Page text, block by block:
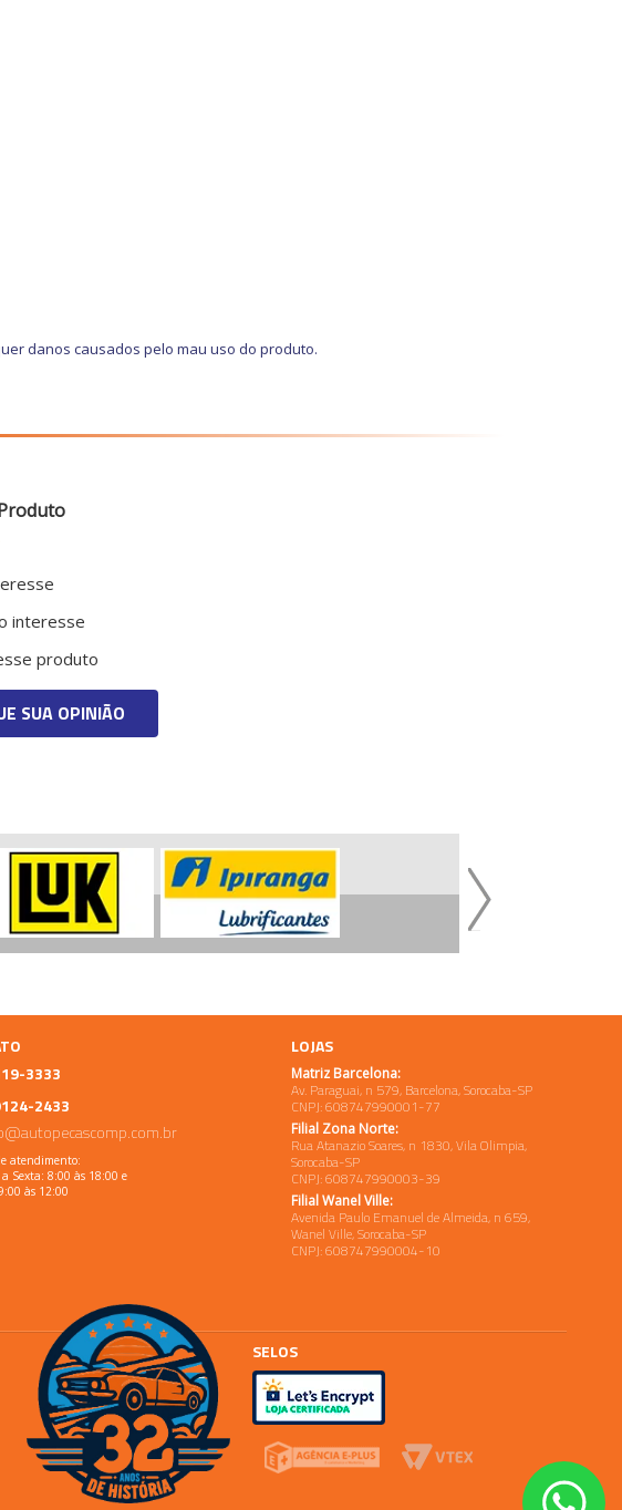
danos causados pelo mau uso do produto.
interesse
produto
SUA OPINIÃO
3333
2433
atendimento:
Sexta: 8:00 às 18:00 e
às 12:00
LOJAS
Matriz Barcelona:
Av. Paraguai, n 579, Barcelona, Sorocaba-SP
CNPJ: 608747990001-77
Filial Zona Norte:
Rua Atanazio Soares, n 1830, Vila Olimpia,
Sorocaba-SP
CNPJ: 608747990003-39
Filial Wanel Ville:
Avenida Paulo Emanuel de Almeida, n 659,
Wanel Ville, Sorocaba-SP
CNPJ: 608747990004-10
SELOS